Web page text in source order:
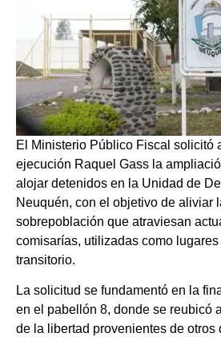
El Ministerio Público Fiscal solicitó
ejecución Raquel Gass la
alojar detenidos en la Unidad de
Neuquén, con el objetivo de aliviar
sobrepoblación que atraviesan
comisarías, utilizadas como
transitorio.
La solicitud se fundamentó en la
en el pabellón 8, donde se reubicó
de la libertad provenientes de otros